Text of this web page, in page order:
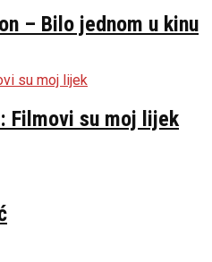
– Bilo jednom u kinu
Filmovi su moj lijek